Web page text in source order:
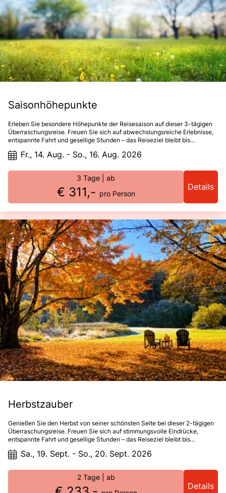
Saisonhöhepunkte
Erleben Sie besondere Höhepunkte der Reisesaison auf dieser 3-tägigen
Überraschungsreise. Freuen Sie sich auf abwechslungsreiche Erlebnisse,
entspannte Fahrt und gesellige Stunden – das Reiseziel bleibt bis
Fr., 14. Aug. - So., 16. Aug. 2026
3 Tage | ab
€ 311,- pro Person
Details
Herbstzauber
Genießen Sie den Herbst von seiner schönsten Seite bei dieser 2-tägigen
Überraschungsreise. Freuen Sie sich auf stimmungsvolle Eindrücke,
entspannte Fahrt und gesellige Stunden – das Reiseziel bleibt bis
Sa., 19. Sept. - So., 20. Sept. 2026
2 Tage | ab
Details